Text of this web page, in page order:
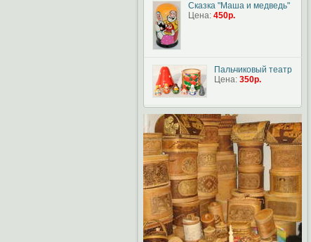
Сказка "Маша и медведь"
Цена: 450р.
Пальчиковый театр
Цена: 350р.